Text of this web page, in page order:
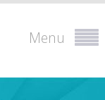
Menu